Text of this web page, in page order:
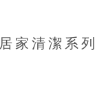
居 家 清 潔 系 列